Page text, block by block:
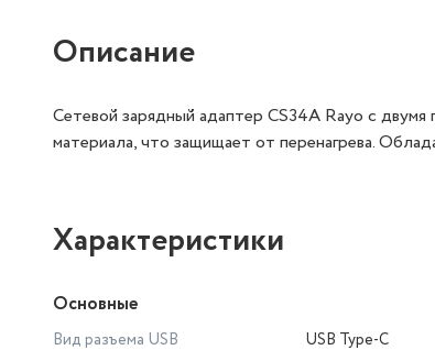
Описание
Сетевой зарядный адаптер CS34A Rayo с
материала, что защищает от перенагрева.
Характеристики
Основные
Вид разъема USB
USB Type-C